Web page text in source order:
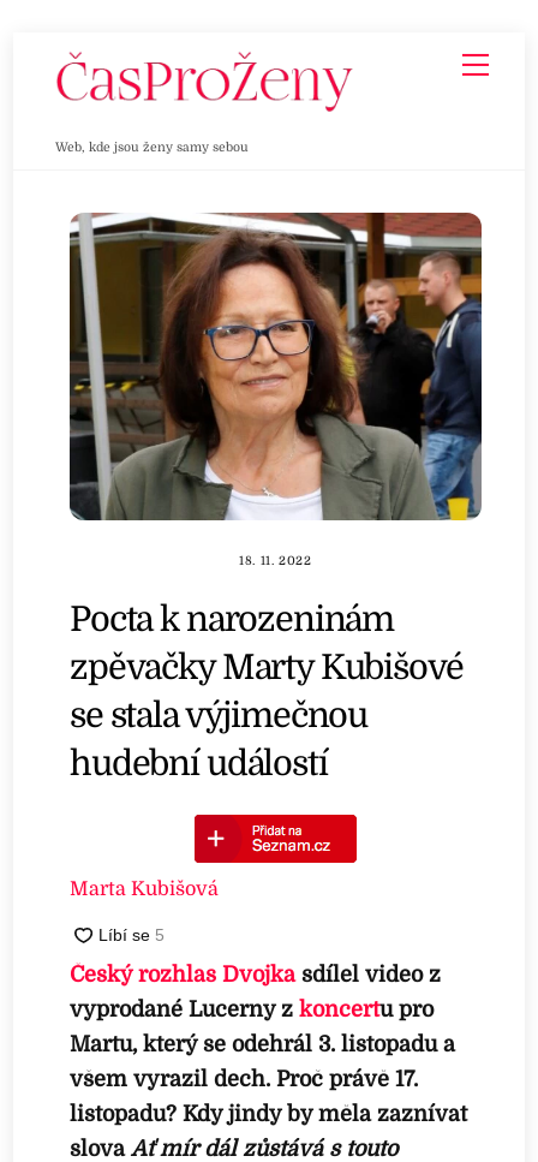
Web, kde jsou ženy samy sebou
18. 11. 2022
Pocta k narozeninám
zpěvačky Marty Kubišové
se stala výjimečnou
hudební událostí
Marta Kubišová
Český rozhlas Dvojkasdílel video z
vyprodané Lucerny zkoncertu pro
Martu, který se odehrál 3. listopadu a
všem vyrazil dech. Proč právě 17.
listopadu? Kdy jindy by měla zaznívat
slovaAť mír dál zůstává s touto